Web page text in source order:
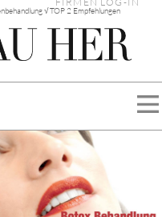
√ TOP 2 Empfehlungen